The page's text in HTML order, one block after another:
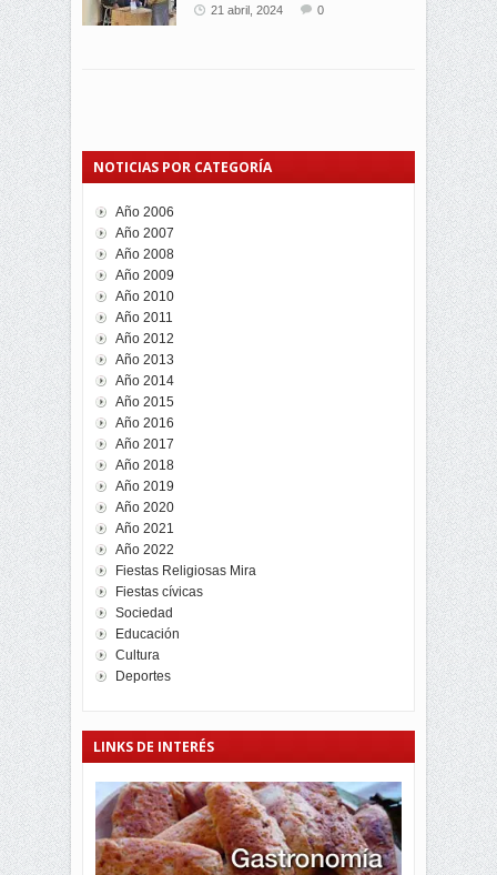
21 abril, 2024 0
NOTICIAS POR CATEGORÍA
Año 2006
Año 2007
Año 2008
Año 2009
Año 2010
Año 2011
Año 2012
Año 2013
Año 2014
Año 2015
Año 2016
Año 2017
Año 2018
Año 2019
Año 2020
Año 2021
Año 2022
Fiestas Religiosas Mira
Fiestas cívicas
Sociedad
Educación
Cultura
Deportes
LINKS DE INTERÉS